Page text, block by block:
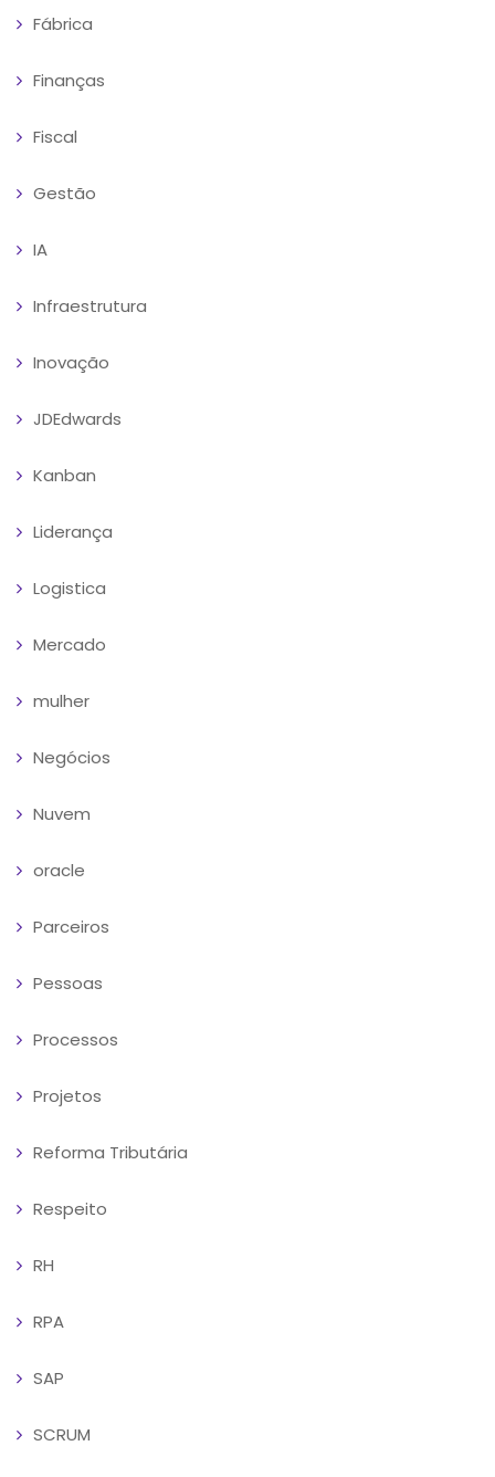
Fábrica
Finanças
Fiscal
Gestão
IA
Infraestrutura
Inovação
JDEdwards
Kanban
Liderança
Logistica
Mercado
mulher
Negócios
Nuvem
oracle
Parceiros
Pessoas
Processos
Projetos
Reforma Tributária
Respeito
RH
RPA
SAP
SCRUM